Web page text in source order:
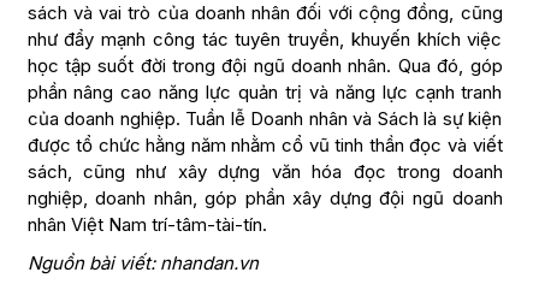
sách và vai trò của doanh nhân đối với cộng đồng, cũng
như đẩy mạnh công tác tuyên truyền, khuyến khích việc
học tập suốt đời trong đội ngũ doanh nhân. Qua đó, góp
phần nâng cao năng lực quản trị và năng lực cạnh tranh
của doanh nghiệp. Tuần lễ Doanh nhân và Sách là sự kiện
được tổ chức hằng năm nhằm cổ vũ tinh thần đọc và viết
sách, cũng như xây dựng văn hóa đọc trong doanh
nghiệp, doanh nhân, góp phần xây dựng đội ngũ doanh
nhân Việt Nam trí-tâm-tài-tín.
Nguồn bài viết: nhandan.vn